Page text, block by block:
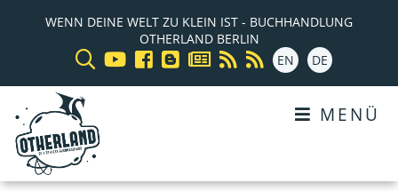
WENN DEINE WELT ZU KLEIN IST - BUCHHANDLUNG
OTHERLAND BERLIN
EN
DE
MENÜ